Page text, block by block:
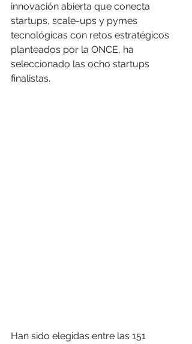
innovación abierta que conecta
startups, scale-ups y pymes
tecnológicas con retos estratégicos
planteados por la ONCE, ha
seleccionado las ocho startups
finalistas.
Han sido elegidas entre las 151